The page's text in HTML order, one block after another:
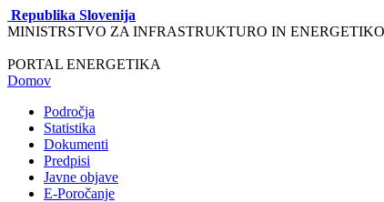
Republika Slovenija
MINISTRSTVO ZA INFRASTRUKTURO IN ENERGETIKO
PORTAL ENERGETIKA
Domov
Področja
Statistika
Dokumenti
Predpisi
Javne objave
E-Poročanje